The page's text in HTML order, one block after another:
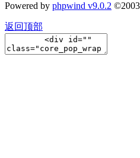
Powered by phpwind v9.0.2
返回顶部